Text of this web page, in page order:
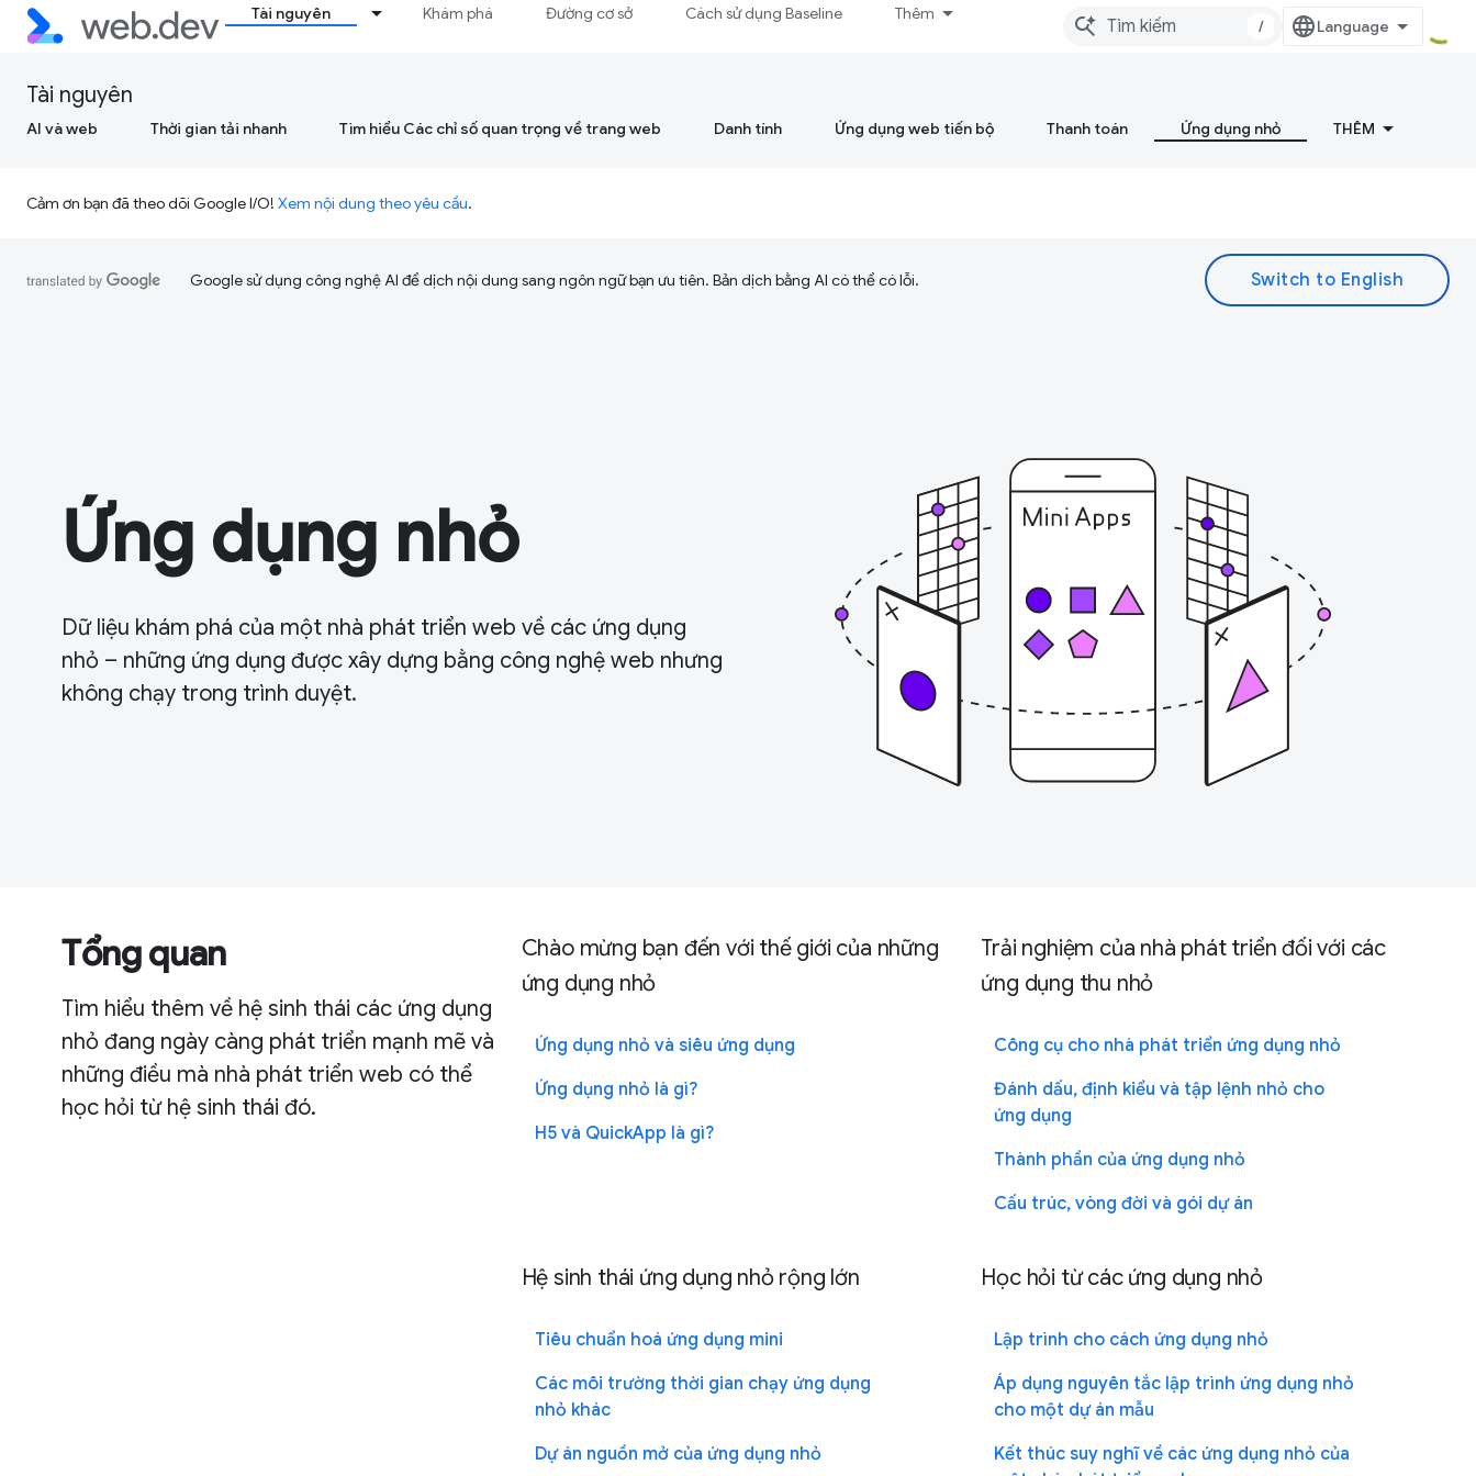
Tài nguyên Khám phá Đường cơ sở Cách sử dụng Baseline Thêm
/
Tài nguyên
AI và web Thời gian tải nhanh Tìm hiểu Các chỉ số quan trọng về trang web Danh tính Ứng dụng web tiến bộ Thanh toán Ứng dụng nhỏ THÊM
Cảm ơn bạn đã theo dõi Google I/O! Xem nội dung theo yêu cầu.
Google sử dụng công nghệ AI để dịch nội dung sang ngôn ngữ bạn ưu tiên. Bản dịch bằng AI có thể có lỗi.
Ứng dụng nhỏ
Dữ liệu khám phá của một nhà phát triển web về các ứng dụng
nhỏ – những ứng dụng được xây dựng bằng công nghệ web nhưng
không chạy trong trình duyệt.
Tổng quan
Tìm hiểu thêm về hệ sinh thái các ứng dụng
nhỏ đang ngày càng phát triển mạnh mẽ và
những điều mà nhà phát triển web có thể
học hỏi từ hệ sinh thái đó.
Chào mừng bạn đến với thế giới của những
ứng dụng nhỏ
Ứng dụng nhỏ và siêu ứng dụng
Ứng dụng nhỏ là gì?
H5 và QuickApp là gì?
Trải nghiệm của nhà phát triển đối với các
ứng dụng thu nhỏ
Công cụ cho nhà phát triển ứng dụng nhỏ
Đánh dấu, định kiểu và tập lệnh nhỏ cho
ứng dụng
Thành phần của ứng dụng nhỏ
Cấu trúc, vòng đời và gói dự án
Hệ sinh thái ứng dụng nhỏ rộng lớn
Tiêu chuẩn hoá ứng dụng mini
Các môi trường thời gian chạy ứng dụng
nhỏ khác
Dự án nguồn mở của ứng dụng nhỏ
Học hỏi từ các ứng dụng nhỏ
Lập trình cho cách ứng dụng nhỏ
Áp dụng nguyên tắc lập trình ứng dụng nhỏ
cho một dự án mẫu
Kết thúc suy nghĩ về các ứng dụng nhỏ của